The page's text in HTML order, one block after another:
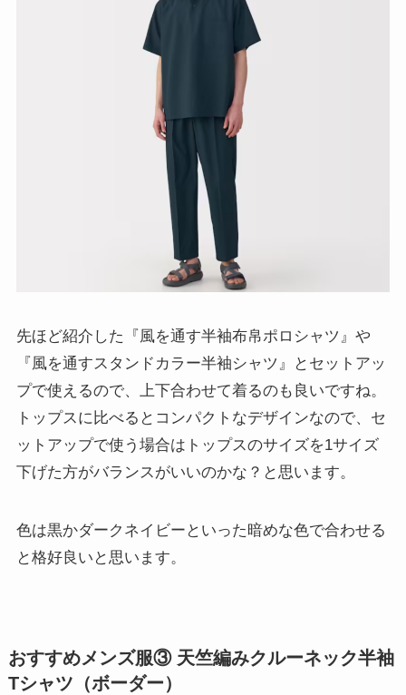
先ほど紹介した『風を通す半袖布帛ポロシャツ』や
『風を通すスタンドカラー半袖シャツ』とセットアッ
プで使えるので、上下合わせて着るのも良いですね。
トップスに比べるとコンパクトなデザインなので、セ
ットアップで使う場合はトップスのサイズを1サイズ
下げた方がバランスがいいのかな？と思います。
色は黒かダークネイビーといった暗めな色で合わせる
と格好良いと思います。
おすすめメンズ服③ 天竺編みクルーネック半袖
Tシャツ（ボーダー）